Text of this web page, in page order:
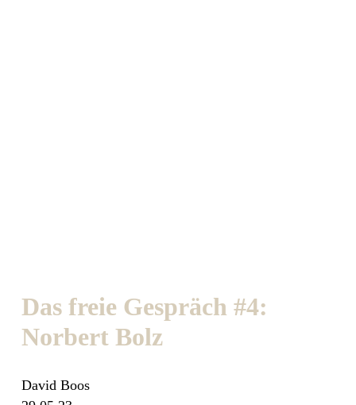
Das freie Gespräch #4:
Norbert Bolz
David Boos